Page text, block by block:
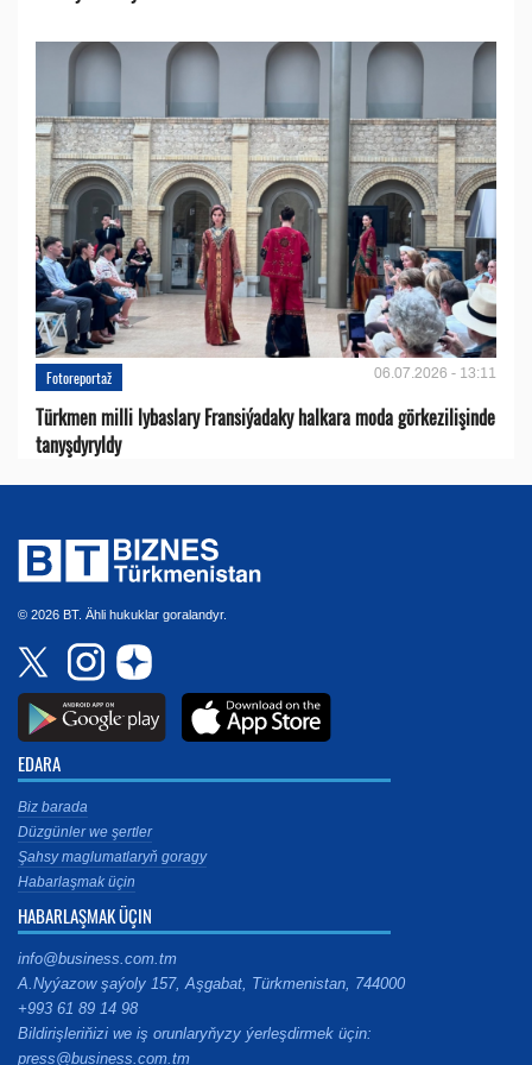
Fotoreportaž 06.07.2026 - 13:11
Türkmen milli lybaslary Fransiýadaky halkara moda görkezilişinde
tanyşdyryldy
© 2026 BT. Ähli hukuklar goralandyr.
EDARA
Biz barada
Düzgünler we şertler
Şahsy maglumatlaryň goragy
Habarlaşmak üçin
HABARLAŞMAK ÜÇIN
info@business.com.tm
A.Nyýazow şaýoly 157, Aşgabat, Türkmenistan, 744000
+993 61 89 14 98
Bildirişleriňizi we iş orunlaryňyzy ýerleşdirmek üçin:
press@business.com.tm